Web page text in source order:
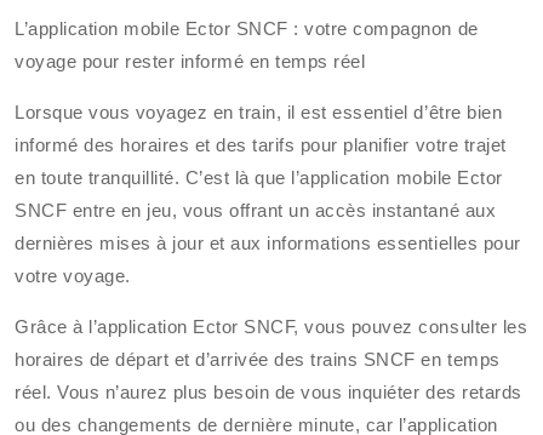
L’application mobile Ector SNCF : votre compagnon de
voyage pour rester informé en temps réel
Lorsque vous voyagez en train, il est essentiel d’être bien
informé des horaires et des tarifs pour planifier votre trajet
en toute tranquillité. C’est là que l’application mobile Ector
SNCF entre en jeu, vous offrant un accès instantané aux
dernières mises à jour et aux informations essentielles pour
votre voyage.
Grâce à l’application Ector SNCF, vous pouvez consulter les
horaires de départ et d’arrivée des trains SNCF en temps
réel. Vous n’aurez plus besoin de vous inquiéter des retards
ou des changements de dernière minute, car l’application